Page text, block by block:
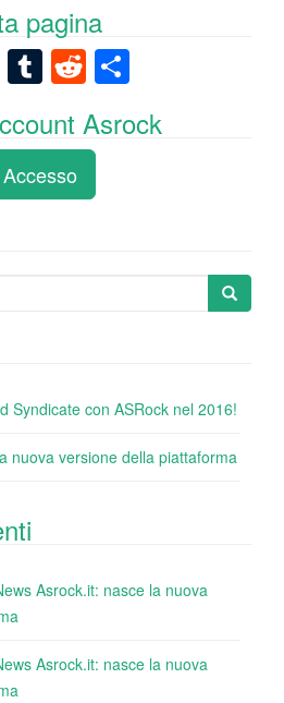
pagina
Pi
er
e
st
T
m
bl
r
R
e
d
di
t
n
Asrock
Accesso
Syndicate con ASRock nel 2016!
nuova versione della piattaforma
Asrock.it: nasce la nuova
Asrock.it: nasce la nuova